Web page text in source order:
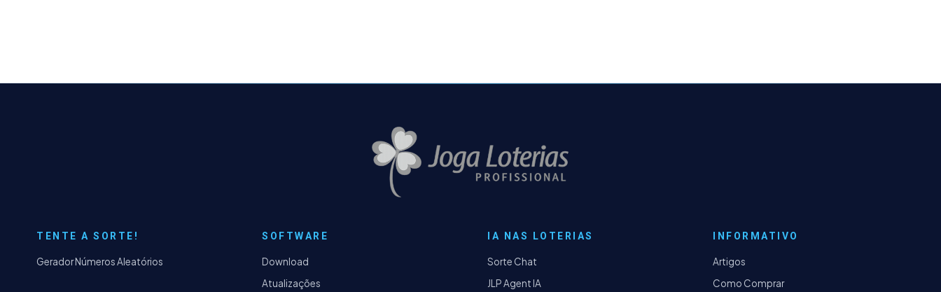
TENTE A SORTE!
Gerador Números Aleatórios
SOFTWARE
Download
Atualizações
IA NAS LOTERIAS
Sorte Chat
JLP Agent IA
INFORMATIVO
Artigos
Como Comprar